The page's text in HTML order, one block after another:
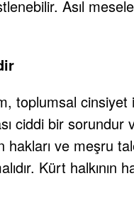
Asıl
toplumsal cinsiyet
ciddi bir
ve meşru
Kürt